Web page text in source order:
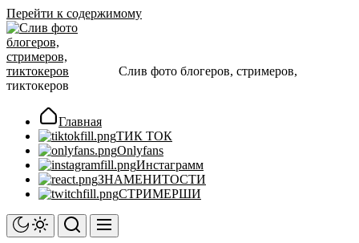
Перейти к содержимому
Слив фото блогеров, стримеров,
тиктокеров
Главная
ТИК ТОК
Onlyfans
Инстаграмм
ЗНАМЕНИТОСТИ
СТРИМЕРШИ